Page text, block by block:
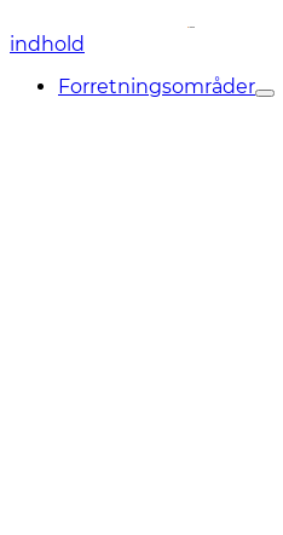
indhold
Forretningsområder